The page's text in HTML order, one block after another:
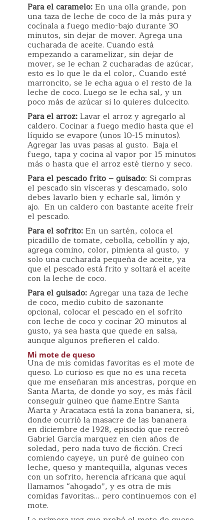
Para el caramelo:En una olla grande, pon
una taza de leche de coco de la más pura y
cocínala a fuego medio-bajo durante 30
minutos, sin dejar de mover. Agrega una
cucharada de aceite. Cuando está
empezando a caramelizar, sin dejar de
mover, se le echan 2 cucharadas de azúcar,
esto es lo que le da el color,. Cuando esté
marroncito, se le echa agua o el resto de la
leche de coco. Luego se le echa sal, y un
poco más de azúcar si lo quieres dulcecito.
Para el arroz:Lavar el arroz y agregarlo al
caldero. Cocinar a fuego medio hasta que el
líquido se evapore (unos 10-15 minutos).
Agregar las uvas pasas al gusto. Baja el
fuego, tapa y cocina al vapor por 15 minutos
más o hasta que el arroz esté tierno y seco.
Para el pescado frito – guisado: Si compras
el pescado sin vísceras y descamado, solo
debes lavarlo bien y echarle sal, limón y
ajo. En un caldero con bastante aceite freír
el pescado.
Para el sofrito:En un sartén, coloca el
picadillo de tomate, cebolla, cebollín y ajo,
agrega comino, color, pimienta al gusto, y
solo una cucharada pequeña de aceite, ya
que el pescado está frito y soltará el aceite
con la leche de coco.
Para el guisado:Agregar una taza de leche
de coco, medio cubito de sazonante
opcional, colocar el pescado en el sofrito
con leche de coco y cocinar 20 minutos al
gusto, ya sea hasta que quede en salsa,
aunque algunos prefieren el caldo.
Mi mote de queso
Una de mis comidas favoritas es el mote de
queso. Lo curioso es que no es una receta
que me enseñaran mis ancestras, porque en
Santa Marta, de donde yo soy, es más fácil
conseguir guineo que ñame.Entre Santa
Marta y Aracataca está la zona bananera, sí,
donde ocurrió la masacre de las bananera
en diciembre de 1928, episodio que recreó
Gabriel García marquez en cien años de
soledad, pero nada tuvo de ficción. Crecí
comiendo cayeye, un puré de guineo con
leche, queso y mantequilla, algunas veces
con un sofrito, herencia africana que aquí
llamamos “ahogado”, y es otra de mis
comidas favoritas… pero continuemos con el
mote.